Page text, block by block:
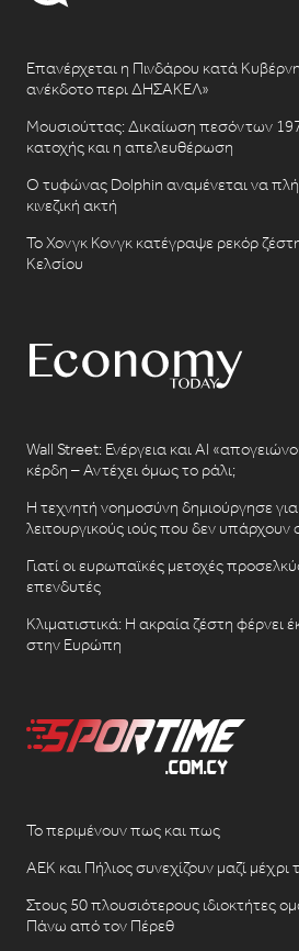
Επανέρχεται η Πινδάρου κατά
ανέκδοτο περι ΔΗΣΑΚΕΛ»
Μουσιούττας: Δικαίωση πεσόντων
κατοχής και η απελευθέρωση
Ο τυφώνας Dolphin αναμένεται να
κινεζική ακτή
Το Χονγκ Κονγκ κατέγραψε ρεκόρ
Κελσίου
Wall Street: Ενέργεια και AI
κέρδη – Αντέχει όμως το ράλι;
Η τεχνητή νοημοσύνη δημιούργησε
λειτουργικούς ιούς που δεν
Γιατί οι ευρωπαϊκές μετοχές
επενδυτές
Κλιματιστικά: Η ακραία ζέστη φέρνει
στην Ευρώπη
Το περιμένουν πως και πως
ΑΕΚ και Πήλιος συνεχίζουν μαζί μέχρι
Στους 50 πλουσιότερους ιδιοκτήτες
Πάνω από τον Πέρεθ